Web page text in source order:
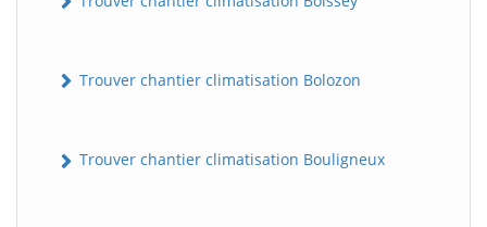
Trouver chantier climatisation Bolozon
Trouver chantier climatisation Bouligneux